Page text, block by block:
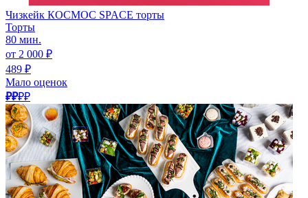
Чизкейк КОСМОС SPACE торты
Торты
80 мин.
от 2 000 ₽
489 ₽
Мало оценок
₽₽₽₽